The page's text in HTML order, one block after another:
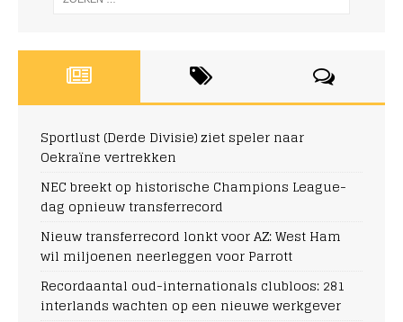
Sportlust (Derde Divisie) ziet speler naar
Oekraïne vertrekken
NEC breekt op historische Champions League-
dag opnieuw transferrecord
Nieuw transferrecord lonkt voor AZ: West Ham
wil miljoenen neerleggen voor Parrott
Recordaantal oud-internationals clubloos: 281
interlands wachten op een nieuwe werkgever